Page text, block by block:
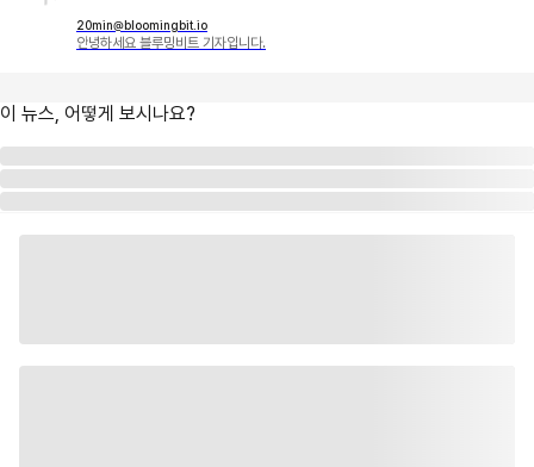
20min@bloomingbit.io
안녕하세요 블루밍비트 기자입니다.
이 뉴스, 어떻게 보시나요?